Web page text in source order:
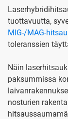
tuottavuutta,
MIG-/MAG-
toleranssien
Näin
paksummissa
nosturien